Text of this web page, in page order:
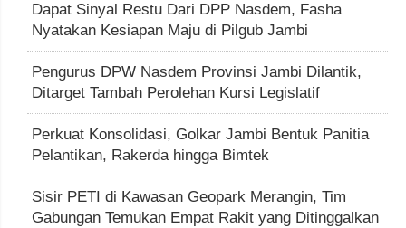
Dapat Sinyal Restu Dari DPP Nasdem, Fasha
Nyatakan Kesiapan Maju di Pilgub Jambi
Pengurus DPW Nasdem Provinsi Jambi Dilantik,
Ditarget Tambah Perolehan Kursi Legislatif
Perkuat Konsolidasi, Golkar Jambi Bentuk Panitia
Pelantikan, Rakerda hingga Bimtek
Sisir PETI di Kawasan Geopark Merangin, Tim
Gabungan Temukan Empat Rakit yang Ditinggalkan